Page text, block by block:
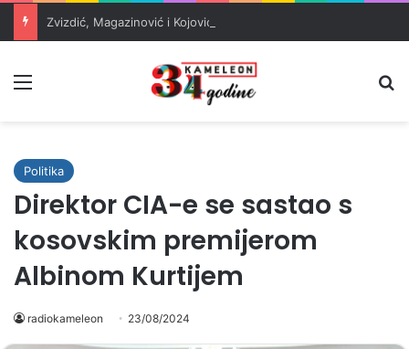
Politika
Direktor CIA-e se sastao s
kosovskim premijerom
Albinom Kurtijem
radiokameleon 23/08/2024